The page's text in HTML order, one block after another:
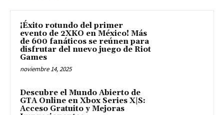
¡Éxito rotundo del primer
evento de 2XKO en México! Más
de 600 fanáticos se reúnen para
disfrutar del nuevo juego de Riot
Games
noviembre 14, 2025
Descubre el Mundo Abierto de
GTA Online en Xbox Series X|S:
Acceso Gratuito y Mejoras